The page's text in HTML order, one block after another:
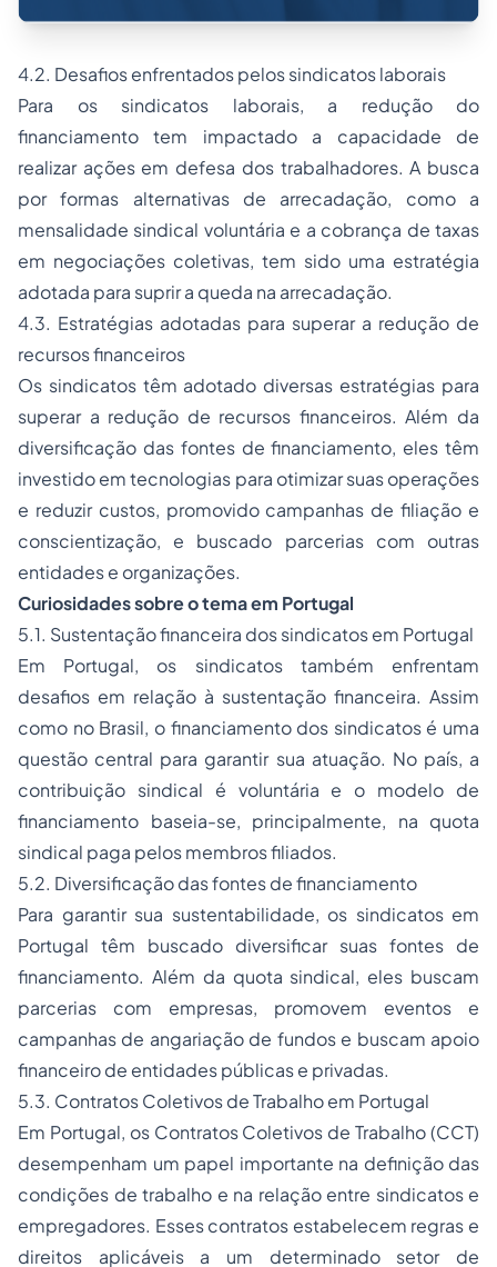
4.2. Desafios enfrentados pelos sindicatos laborais
Para os sindicatos laborais, a redução do
financiamento tem impactado a capacidade de
realizar ações em defesa dos trabalhadores. A busca
por formas alternativas de arrecadação, como a
mensalidade sindical voluntária e a cobrança de taxas
em negociações coletivas, tem sido uma estratégia
adotada para suprir a queda na arrecadação.
4.3. Estratégias adotadas para superar a redução de
recursos financeiros
Os sindicatos têm adotado diversas estratégias para
superar a redução de recursos financeiros. Além da
diversificação das fontes de financiamento, eles têm
investido em tecnologias para otimizar suas operações
e reduzir custos, promovido campanhas de filiação e
conscientização, e buscado parcerias com outras
entidades e organizações.
Curiosidades sobre o tema em Portugal
5.1. Sustentação financeira dos sindicatos em Portugal
Em Portugal, os sindicatos também enfrentam
desafios em relação à sustentação financeira. Assim
como no Brasil, o financiamento dos sindicatos é uma
questão central para garantir sua atuação. No país, a
contribuição sindical é voluntária e o modelo de
financiamento baseia-se, principalmente, na quota
sindical paga pelos membros filiados.
5.2. Diversificação das fontes de financiamento
Para garantir sua sustentabilidade, os sindicatos em
Portugal têm buscado diversificar suas fontes de
financiamento. Além da quota sindical, eles buscam
parcerias com empresas, promovem eventos e
campanhas de angariação de fundos e buscam apoio
financeiro de entidades públicas e privadas.
5.3. Contratos Coletivos de Trabalho em Portugal
Em Portugal, os Contratos Coletivos de Trabalho (CCT)
desempenham um papel importante na definição das
condições de trabalho e na relação entre sindicatos e
empregadores. Esses contratos estabelecem regras e
direitos aplicáveis a um determinado setor de